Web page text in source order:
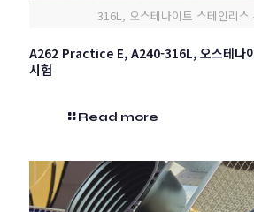
316L, 오스테나이트 스테인리스
A262 Practice E, A240-316L, 오스테나
시험
Read more